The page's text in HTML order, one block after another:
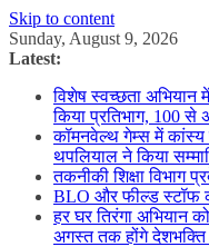
Skip to content
Sunday, August 9, 2026
Latest:
विशेष स्वच्छता अभियान
किया प्रतिभाग, 100 से
कॉमनवेल्थ गेम्स में कांस्य
थपलियाल ने किया
तकनीकी शिक्षा विभाग
BLO और फील्ड स्टॉफ
हर घर तिरंगा अभियान
अगस्त तक होंगे देशभक्ति